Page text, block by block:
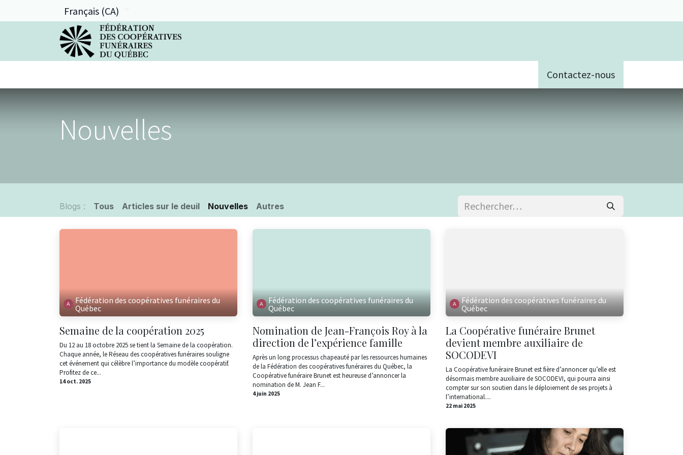
Français (CA)
Contactez-nous
Nouvelles
Blogs : Tous Articles sur le deuil Nouvelles Autres
Fédération des coopératives funéraires du
Québec
Semaine de la coopération 2025
Du 12 au 18 octobre 2025 se tient la Semaine de la coopération.
Chaque année, le Réseau des coopératives funéraires souligne
cet événement qui célèbre l’importance du modèle coopératif.
Profitez de ce...
14 oct. 2025
Fédération des coopératives funéraires du
Québec
Nomination de Jean-François Roy à la
direction de l’expérience famille
Après un long processus chapeauté par les ressources humaines
de la Fédération des coopératives funéraires du Québec, la
Coopérative funéraire Brunet est heureuse d’annoncer la
nomination de M. Jean F...
4 juin 2025
Fédération des coopératives funéraires du
Québec
La Coopérative funéraire Brunet
devient membre auxiliaire de
SOCODEVI
La Coopérative funéraire Brunet est fière d’annoncer qu’elle est
désormais membre auxiliaire de SOCODEVI, qui pourra ainsi
compter sur son soutien dans le déploiement de ses projets à
l’international....
22 mai 2025